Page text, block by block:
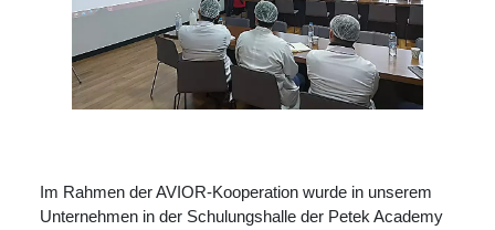
Im Rahmen der AVIOR-Kooperation wurde in unserem
Unternehmen in der Schulungshalle der Petek Academy